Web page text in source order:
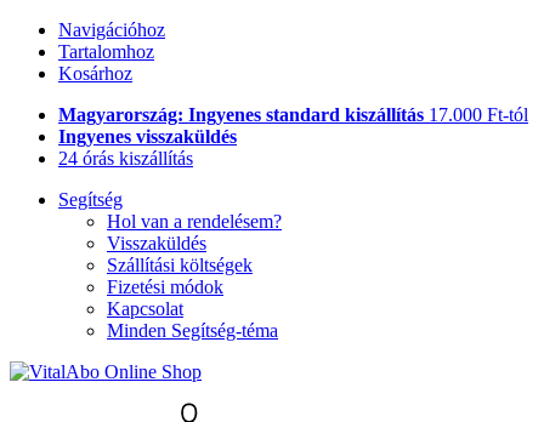
Navigációhoz
Tartalomhoz
Kosárhoz
Magyarország: Ingyenes standard kiszállítás 17.000 Ft-tól
Ingyenes visszaküldés
24 órás kiszállítás
Segítség
Hol van a rendelésem?
Visszaküldés
Szállítási költségek
Fizetési módok
Kapcsolat
Minden Segítség-téma